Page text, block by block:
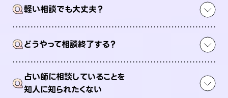
Q軽い相談でも大丈夫？
Qどうやって相談終了する？
Q占い師に相談していることを
知人に知られたくない